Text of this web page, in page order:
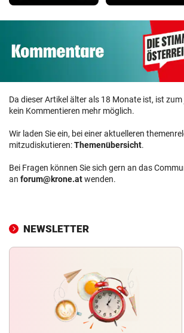
Da dieser Artikel älter als 18 Monate ist, ist
kein Kommentieren mehr möglich.
Wir laden Sie ein, bei einer aktuelleren
mitzudiskutieren:Themenübersicht.
Bei Fragen können Sie sich gern an das
an forum@krone.atwenden.
NEWSLETTER